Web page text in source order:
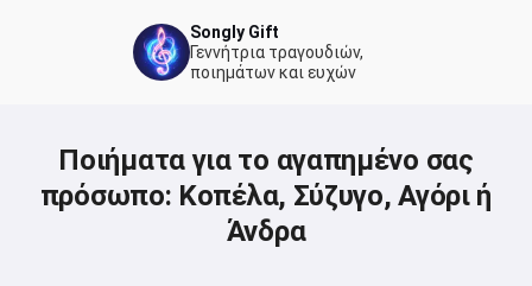
Songly Gift
Γεννήτρια τραγουδιών,
ποιημάτων και ευχών
Ποιήματα για το αγαπημένο σας
πρόσωπο: Κοπέλα, Σύζυγο, Αγόρι ή
Άνδρα